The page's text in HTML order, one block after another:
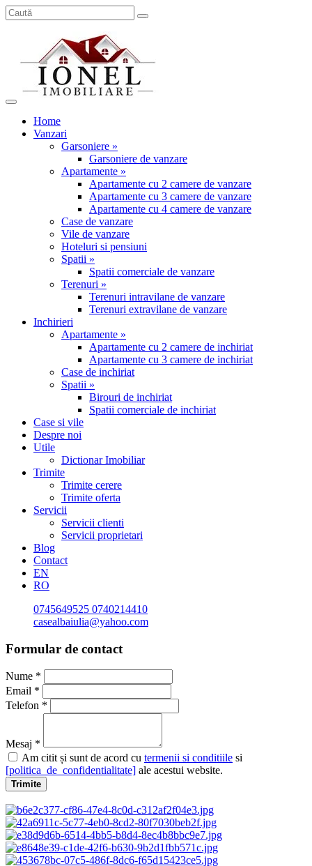
Home
Vanzari
Garsoniere »
Garsoniere de vanzare
Apartamente »
Apartamente cu 2 camere de vanzare
Apartamente cu 3 camere de vanzare
Apartamente cu 4 camere de vanzare
Case de vanzare
Vile de vanzare
Hoteluri si pensiuni
Spatii »
Spatii comerciale de vanzare
Terenuri »
Terenuri intravilane de vanzare
Terenuri extravilane de vanzare
Inchirieri
Apartamente »
Apartamente cu 2 camere de inchiriat
Apartamente cu 3 camere de inchiriat
Case de inchiriat
Spatii »
Birouri de inchiriat
Spatii comerciale de inchiriat
Case si vile
Despre noi
Utile
Dictionar Imobiliar
Trimite
Trimite cerere
Trimite oferta
Servicii
Servicii clienti
Servicii proprietari
Blog
Contact
EN
RO
0745649525 0740214410
casealbaiulia@yahoo.com
Formular de contact
Nume *
Email *
Telefon *
Mesaj *
Am citit și sunt de acord cu termenii si conditiile si
[politica_de_confidentialitate] ale acestui website.
Trimite